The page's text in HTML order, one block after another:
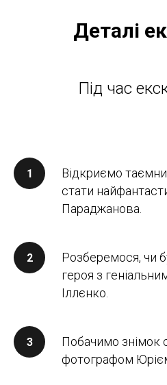
Деталі
Під час
Відкриємо
стати
Параджанова.
Розберемося, чи
героя з
Іллєнко.
Побачимо знімок
фотографом